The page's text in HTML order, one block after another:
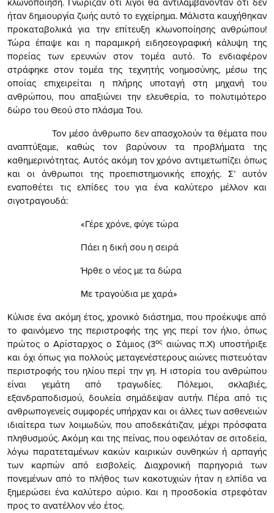
ήταν δημιουργία ζωής αυτό το εγχείρημα. Μάλιστα καυχήθηκαν
προκαταβολικά για την επίτευξη κλωνοποίησης ανθρώπου!
Τώρα έπαψε και η παραμικρή ειδησεογραφική κάλυψη της
πορείας των ερευνών στον τομέα αυτό. Το ενδιαφέρον
στράφηκε στον τομέα της τεχνητής νοημοσύνης, μέσω της
οποίας επιχειρείται η πλήρης υποταγή στη μηχανή του
ανθρώπου, που απαξιώνει την ελευθερία, το πολυτιμότερο
δώρο του Θεού στο πλάσμα Του.
Τον μέσο άνθρωπο δεν απασχολούν τα θέματα που
αναπτύξαμε, καθώς τον βαρύνουν τα προβλήματα της
καθημερινότητας. Αυτός ακόμη τον χρόνο αντιμετωπίζει όπως
και οι άνθρωποι της προεπιστημονικής εποχής. Σ’ αυτόν
εναποθέτει τις ελπίδες του για ένα καλύτερο μέλλον και
σιγοτραγουδά:
«Γέρε χρόνε, φύγε τώρα
Πάει η δική σου η σειρά
Ήρθε ο νέος με τα δώρα
Με τραγούδια με χαρά»
Κύλισε ένα ακόμη έτος, χρονικό διάστημα, που προέκυψε από
το φαινόμενο της περιστροφής της γης περί τον ήλιο, όπως
πρώτος ο Αρίσταρχος ο Σάμιος (3ος αιώνας π.Χ) υποστήριξε
και όχι όπως για πολλούς μεταγενέστερους αιώνες πιστευόταν
περιστροφής του ηλίου περί την γη. Η ιστορία του ανθρώπου
είναι γεμάτη από τραγωδίες. Πόλεμοι, σκλαβιές,
εξανδραποδισμού, δουλεία σημάδεψαν αυτήν. Πέρα από τις
ανθρωπογενείς συμφορές υπήρχαν και οι άλλες των ασθενειών
ιδιαίτερα των λοιμωδών, που αποδεκάτιζαν, μέχρι πρόσφατα
πληθυσμούς. Ακόμη και της πείνας, που οφειλόταν σε σιτοδεία,
λόγω παρατεταμένων κακών καιρικών συνθηκών ή αρπαγής
των καρπών από εισβολείς. Διαχρονική παρηγοριά των
πονεμένων από το πλήθος των κακοτυχιών ήταν η ελπίδα να
ξημερώσει ένα καλύτερο αύριο. Και η προσδοκία στρεφόταν
προς το ανατέλλον νέο έτος.